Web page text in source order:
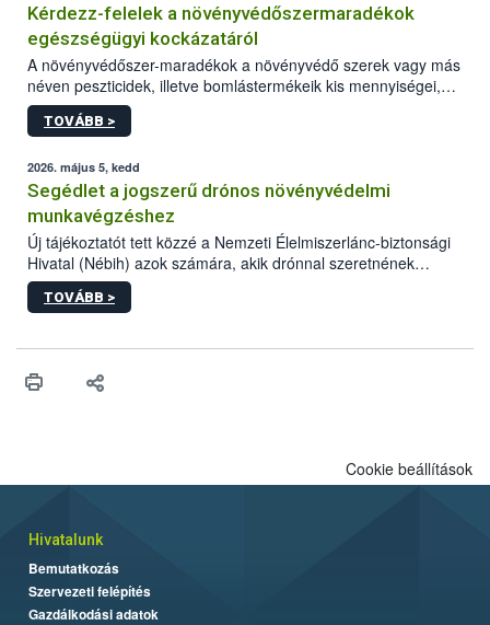
Kérdezz-felelek a növényvédőszermaradékok
egészségügyi kockázatáról
A növényvédőszer-maradékok a növényvédő szerek vagy más
néven peszticidek, illetve bomlástermékeik kis mennyiségei,
melyek a terményekben vagy azok felületén a betakarítást,
szüretelést, illetve tárolást követően is megmaradhatnak. Az
mennyiségének esetenként a kezelt terményeken is jelen kell
lennie. Nem minden élelmiszer tartalmaz szermaradékot.
Azokban az élelmiszerekben is, melyekben kimutathatóak,
általában csak nagyon kis mennyiségben vannak jelen, így nem
jelenthetnek kockázatot a fogyasztó egészségére nézve.
TOVÁBB >
2026. május 5, kedd
Segédlet a jogszerű drónos növényvédelmi
munkavégzéshez
Új tájékoztatót tett közzé a Nemzeti Élelmiszerlánc-biztonsági
Hivatal (Nébih) azok számára, akik drónnal szeretnének
növényvédelmi vagy tápanyag-gazdálkodási tevékenységet
végezni Magyarországon. Az összefoglaló részletesen
műszaki és hatósági feltételek.
TOVÁBB >
Cookie beállítások
Hivatalunk
Bemutatkozás
Szervezeti felépítés
Gazdálkodási adatok